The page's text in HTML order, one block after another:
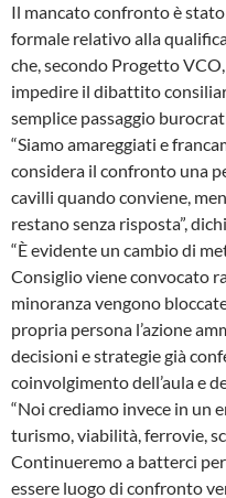
Il mancato confronto è
formale relativo alla
che, secondo Progetto
impedire il dibattito
semplice passaggio
“Siamo amareggiati e
considera il confronto una
cavilli quando conviene,
restano senza risposta”,
“È evidente un cambio di
Consiglio viene convocato
minoranza vengono
propria persona l’azione
decisioni e strategie già
coinvolgimento dell’aula e
“Noi crediamo invece in un
turismo, viabilità, ferrovie,
Continueremo a batterci
essere luogo di confronto